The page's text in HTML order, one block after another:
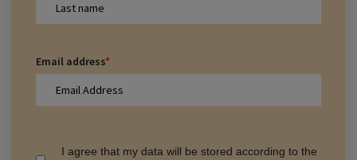
Email address*
I agree that my data will be stored according to the